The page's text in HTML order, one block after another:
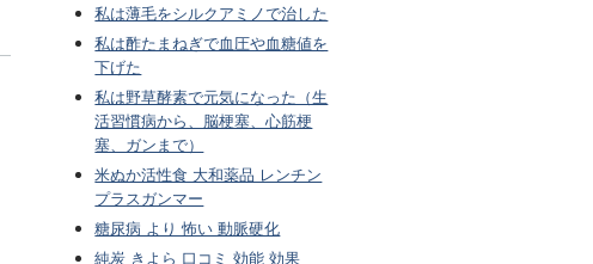
私は薄毛をシルクアミノで治した
私は酢たまねぎで血圧や血糖値を
下げた
私は野草酵素で元気になった（生
活習慣病から、脳梗塞、心筋梗
塞、ガンまで）
米ぬか活性食 大和薬品 レンチン
プラスガンマー
糖尿病 より 怖い 動脈硬化
純炭 きよら 口コミ 効能 効果